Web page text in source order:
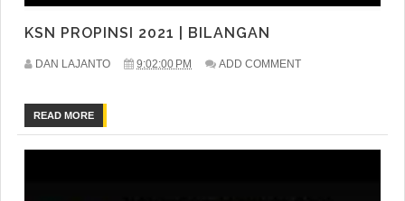
KSN PROPINSI 2021 | BILANGAN
DAN LAJANTO 9:02:00 PM ADD COMMENT
READ MORE